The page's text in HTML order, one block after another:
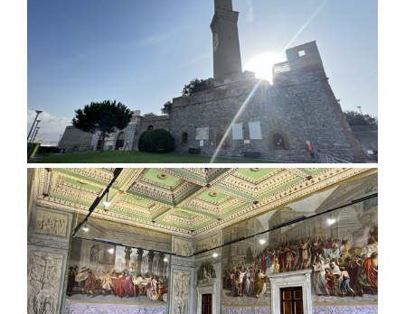
Giardino di Villa Rizzardi, Negrar
di Valpolicella (Vr)
Mura intorno alla Lanterna, Genova